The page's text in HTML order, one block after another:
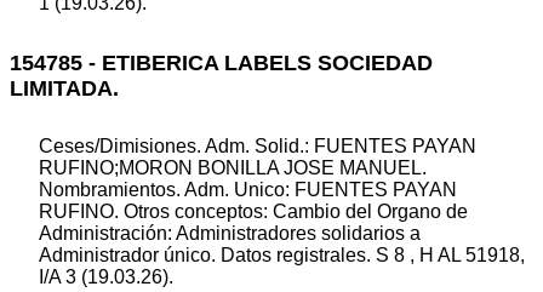
154785 - ETIBERICA LABELS SOCIEDAD
LIMITADA.
Ceses/Dimisiones. Adm. Solid.: FUENTES PAYAN
RUFINO;MORON BONILLA JOSE MANUEL.
Nombramientos. Adm. Unico: FUENTES PAYAN
RUFINO. Otros conceptos: Cambio del Organo de
Administración: Administradores solidarios a
Administrador único. Datos registrales. S 8 , H AL 51918,
I/A 3 (19.03.26).